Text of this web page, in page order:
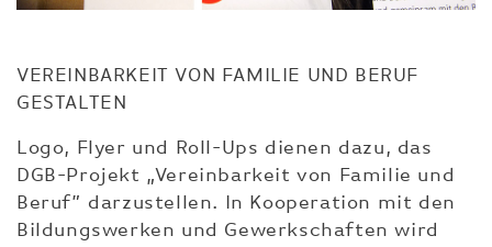
VEREINBARKEIT VON FAMILIE UND BERUF
GESTALTEN
Logo, Flyer und Roll-Ups dienen dazu, das
DGB-Projekt „Vereinbarkeit von Familie und
Beruf” darzustellen. In Kooperation mit den
Bildungswerken und Gewerkschaften wird